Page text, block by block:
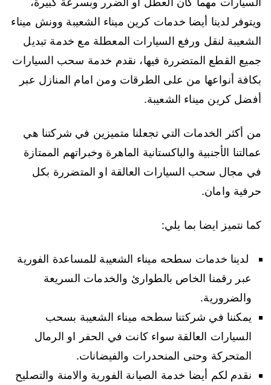
ويتوفر لدينا أيضا خدمات كرين ميناء الشعيبة وونش ميناء
الشعيبة لنقل ورفع السيارات المعطلة مع خدمة تبديل
جميع القطع المتضررة فيها، نقدم خدمة سحب السيارات
بكافة أنواعها من على الطرقات ومن امام المنازل عبر
أفضل كرين ميناء الشعيبة.
من أكثر الخدمات التي تجعلنا متميزين في شركتنا هي
عمالتنا الأجنبية والباكستانية الماهرة وخبراتهم الممتازة
في مجال سحب السيارات العالقة او المتضررة بكل
حرفية وامان.
كما نتميز ايضا بما يلي:
لدينا خدمات سطحه ميناء الشعيبة للمساعدة الفورية
عبر رقمنا الخاص بالطوارئ والخدمات السريعة
والضرورية.
يمكننا في شركتنا سطحه ميناء الشعيبة بسحب
السيارات العالقة سواء كانت في الحفر او الرمال
المتحركة وحتى المنحدرات والفيضانات.
نقدم لكم أيضا خدمة الصيانة الفورية والامنة والتصليح